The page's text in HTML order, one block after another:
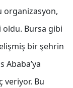
organizasyon,
Bursa gibi
bir şehrin
Ababa’ya
veriyor. Bu